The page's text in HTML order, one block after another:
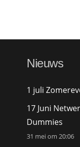
Nieuws
1 juli
17 Juni
Dummies
31 mei om 20:06